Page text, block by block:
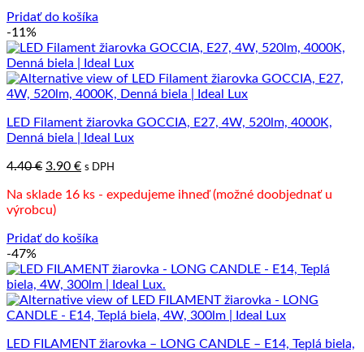
Pridať do košíka
-11%
LED Filament žiarovka GOCCIA, E27, 4W, 520lm, 4000K,
Denná biela | Ideal Lux
4.40€ Pôvodná
bola:
4.40 €.
3.90 €Aktuálna
je:
s DPH
Na sklade 16 ks - expedujeme ihneď (možné doobjednať u
výrobcu)
Pridať do košíka
-47%
LED FILAMENT žiarovka – LONG CANDLE – E14, Teplá biela,